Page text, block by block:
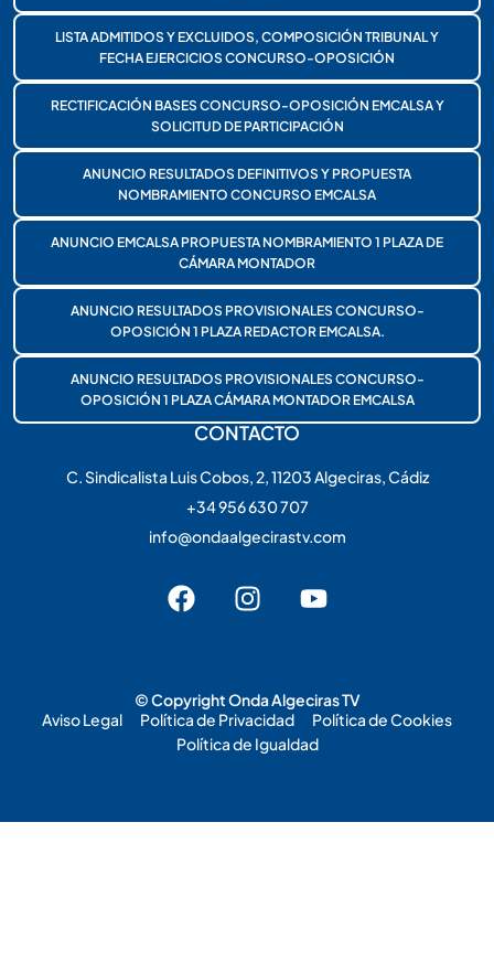
LISTA ADMITIDOS Y EXCLUIDOS, COMPOSICIÓN TRIBUNAL Y
FECHA EJERCICIOS CONCURSO-OPOSICIÓN
RECTIFICACIÓN BASES CONCURSO-OPOSICIÓN EMCALSA Y
SOLICITUD DE PARTICIPACIÓN
ANUNCIO RESULTADOS DEFINITIVOS Y PROPUESTA
NOMBRAMIENTO CONCURSO EMCALSA
ANUNCIO EMCALSA PROPUESTA NOMBRAMIENTO 1 PLAZA DE
CÁMARA MONTADOR
ANUNCIO RESULTADOS PROVISIONALES CONCURSO-
OPOSICIÓN 1 PLAZA REDACTOR EMCALSA.
ANUNCIO RESULTADOS PROVISIONALES CONCURSO-
OPOSICIÓN 1 PLAZA CÁMARA MONTADOR EMCALSA
CONTACTO
C. Sindicalista Luis Cobos, 2, 11203 Algeciras, Cádiz
+34 956 630 707
info@ondaalgecirastv.com
© Copyright Onda Algeciras TV
Aviso Legal
Política de Privacidad
Política de Cookies
Política de Igualdad